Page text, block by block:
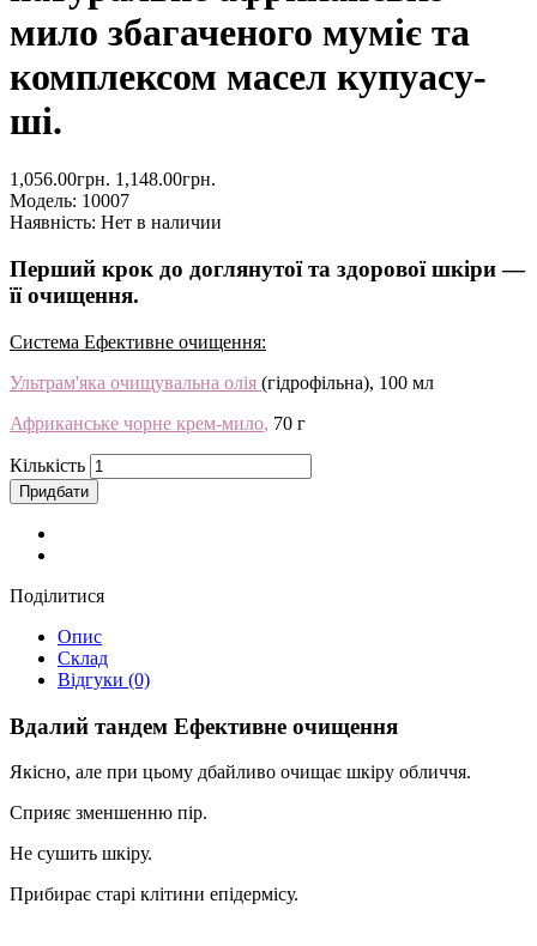
мило збагаченого муміє та
комплексом масел купуасу-
ші.
1,056.00грн. 1,148.00грн.
Модель: 10007
Наявність: Нет в наличии
Перший крок до доглянутої та здорової шкіри —
її очищення.
Система Ефективне очищення:
Ультрам'яка очищувальна олія (гідрофільна), 100 мл
Африканське чорне крем-мило, 70 г
Кількість
Поділитися
Опис
Склад
Відгуки (0)
Вдалий тандем Ефективне очищення
Якісно, але при цьому дбайливо очищає шкіру обличчя.
Сприяє зменшенню пір.
Не сушить шкіру.
Прибирає старі клітини епідермісу.